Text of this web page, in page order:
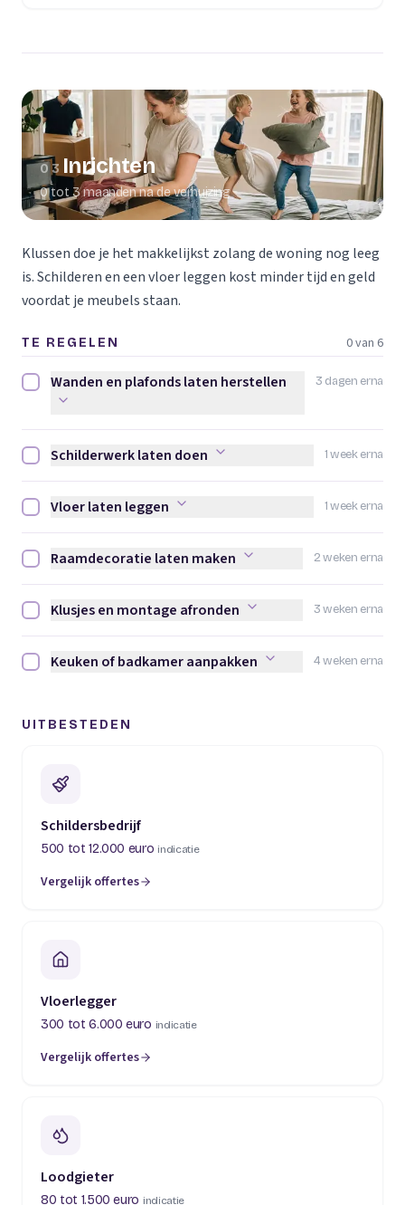
03 Inrichten
0 tot 3 maanden na de verhuizing
Klussen doe je het makkelijkst zolang de woning nog leeg
is. Schilderen en een vloer leggen kost minder tijd en geld
voordat je meubels staan.
TE REGELEN 0 van 6
3 dagen erna
Wanden en plafonds laten herstellen afvinken
Wanden en plafonds laten herstellen
1 week erna
Schilderwerk laten doen afvinken
Schilderwerk laten doen
1 week erna
Vloer laten leggen afvinken
Vloer laten leggen
2 weken erna
Raamdecoratie laten maken afvinken
Raamdecoratie laten maken
3 weken erna
Klusjes en montage afronden afvinken
Klusjes en montage afronden
4 weken erna
Keuken of badkamer aanpakken afvinken
Keuken of badkamer aanpakken
UITBESTEDEN
Schildersbedrijf
500 tot 12.000 euro indicatie
Vergelijk offertes
(opent in een nieuw tabblad)
Vloerlegger
300 tot 6.000 euro indicatie
Vergelijk offertes
(opent in een nieuw tabblad)
Loodgieter
80 tot 1.500 euro indicatie